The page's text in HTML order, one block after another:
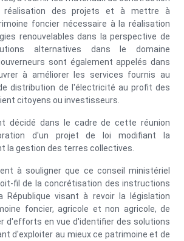
réalisation des projets et à mettre à
foncier nécessaire à la réalisation
renouvelables dans la perspective de
alternatives dans le domaine
sont également appelés dans
à améliorer les services fournis au
distribution de l'électricité au profit des
citoyens ou investisseurs.
décidé dans le cadre de cette réunion
d'un projet de loi modifiant la
la gestion des terres collectives.
à souligner que ce conseil ministériel
fil de la concrétisation des instructions
République visant à revoir la législation
foncier, agricole et non agricole, de
d'efforts en vue d'identifier des solutions
d'exploiter au mieux ce patrimoine et de